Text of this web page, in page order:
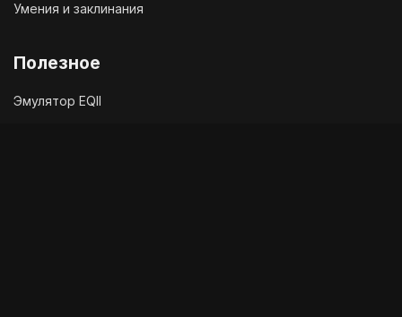
Умения и заклинания
Полезное
Эмулятор EQII